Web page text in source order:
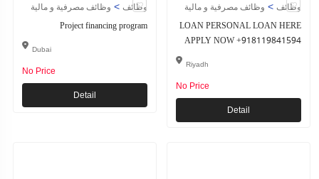
وظائف > وظائف مصرفية و مالية
Project financing program
Dubai
No Price
Detail
وظائف > وظائف مصرفية و مالية
LOAN PERSONAL LOAN HERE
APPLY NOW +918119841594
Riyadh
No Price
Detail